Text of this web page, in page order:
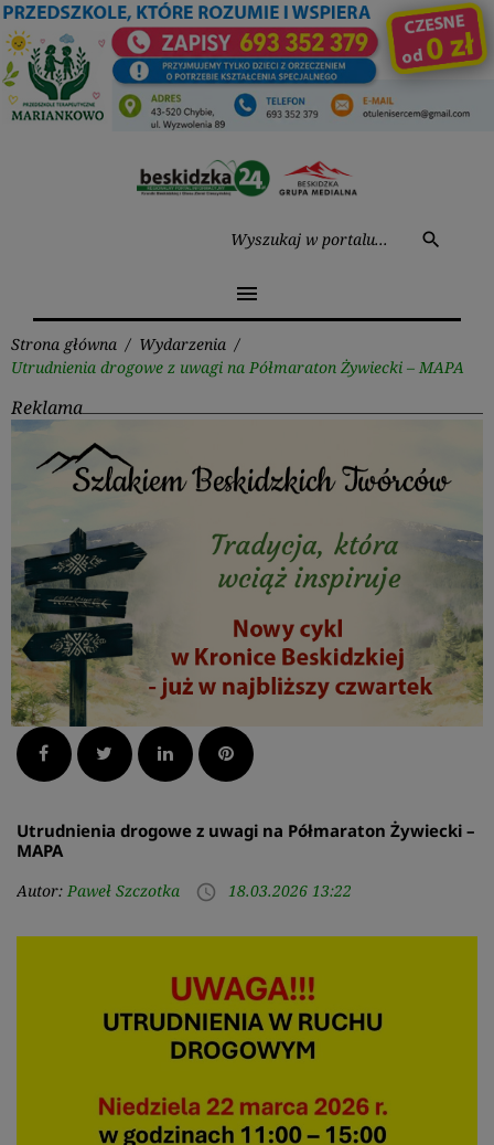
Przejdź
do
treści
search
menu
Strona główna / Wydarzenia /
Utrudnienia drogowe z uwagi na Półmaraton Żywiecki – MAPA
Reklama
Facebook Twitter LinkedInPinterest
Utrudnienia drogowe z uwagi na Półmaraton Żywiecki –
MAPA
Autor: Paweł Szczotka access_time 18.03.2026 13:22